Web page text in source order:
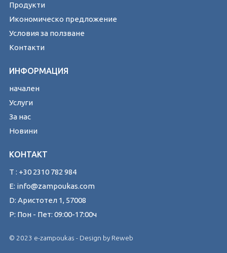
Продукти
Икономическо предложение
Условия за ползване
Контакти
ИНФОРМАЦИЯ
начален
Услуги
За нас
Новини
КОНТАКТ
T : +30 2310 782 984
E: info@zampoukas.com
D: Аристотел 1, 57008
Р: Пон - Пет: 09:00-17:00ч
© 2023 e-zampoukas - Design by Reweb